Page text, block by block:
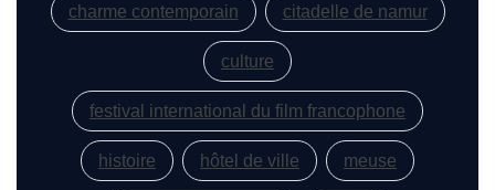
charme contemporain citadelle de namur
culture
festival international du film francophone
histoire hôtel de ville meuse